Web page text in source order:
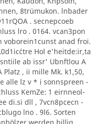
8trümukon. lnbader
. secnepcoeb
lro . 0164. vcan3pon
voborein1cunst anad froi.
Hol e'heitde:ir,ta
ab issr' Ubnftlou A
Platz , ii mille Mk. k1,50,
alle lz v * i sonnspreen -
KemZe: 1 eirnneol-
di.si dll , 7vcn8pcecn -
lno . 9l6. Sorten
werden billig